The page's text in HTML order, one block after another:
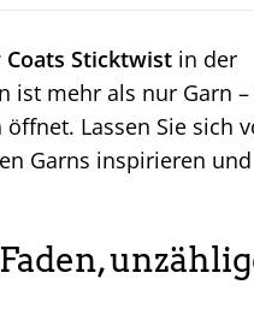
Coats Sticktwist in der
ist mehr als nur Garn
Lassen Sie sich
Garns inspirieren und